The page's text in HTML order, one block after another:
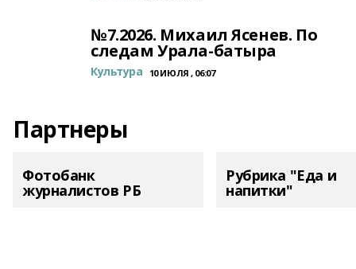
№7.2026. Михаил Ясенев. По
следам Урала-батыра
Культура 10 ИЮЛЯ , 06:07
Партнеры
Фотобанк
журналистов РБ
Рубрика "Еда и
напитки"